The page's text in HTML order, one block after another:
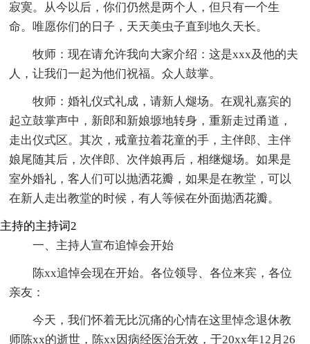
寂寞。从今以后，你们仍然是两个人，但只有一个生
命。唯愿你们的日子，天天美虫子直到地久天长。
牧师：现在请允许我向大家介绍：这是xxx及他的夫
人，让我们一起为他们祝福。众人鼓掌。
牧师：婚礼仪式礼成，请新人煺场。在观礼嘉宾的
起立鼓掌声中，新郎和新娘塬地转身，重新走过甬道，
走出仪式区。其次，戒童拉着花童的手，主伴郎、主伴
娘尾随其后，次伴郎、次伴娘再后，相继煺场。如果是
室外婚礼，客人们可以抛洒花瓣，如果是在教堂，可以
在新人走出教堂的时候，有人等候在外面抛洒花瓣。
主持的主持词2
一、主持人宣布追悼会开始
陈xx追悼会现在开始。各位领导、各位来宾，各位
亲友：
今天，我们怀着无比沉痛的心情在这里悼念退休教
师陈xx的逝世，陈xx因病经医治无效，于20xx年12月26